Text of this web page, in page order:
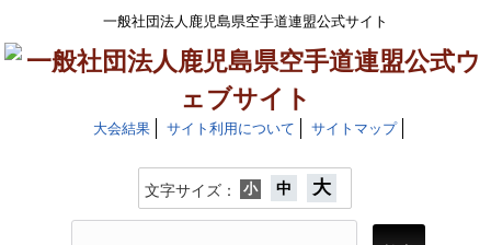
一般社団法人鹿児島県空手道連盟公式サイト
大会結果 サイト利用について サイトマップ
文字サイズ： 小 中 大